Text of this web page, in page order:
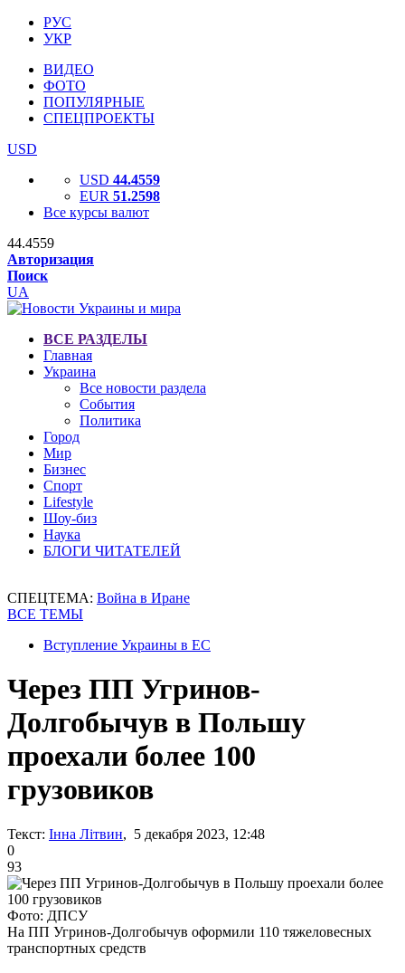
РУС
УКР
ВИДЕО
ФОТО
ПОПУЛЯРНЫЕ
СПЕЦПРОЕКТЫ
USD
USD 44.4559
EUR 51.2598
Все курсы валют
44.4559
Авторизация
Поиск
UA
ВСЕ РАЗДЕЛЫ
Главная
Украина
Все новости раздела
События
Политика
Город
Мир
Бизнес
Спорт
Lifestyle
Шоу-биз
Наука
БЛОГИ ЧИТАТЕЛЕЙ
СПЕЦТЕМА: Война в Иране
ВСЕ ТЕМЫ
Вступление Украины в ЕС
Через ПП Угринов-
Долгобычув в Польшу
проехали более 100
грузовиков
Текст: Інна Літвин, 5 декабря 2023, 12:48
0
93
Фото: ДПСУ
На ПП Угринов-Долгобычув оформили 110 тяжеловесных
транспортных средств